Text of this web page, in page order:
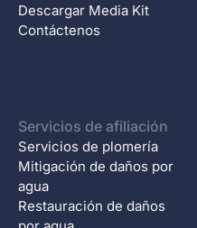
Descargar Media Kit
Contáctenos
Servicios de afiliación
Servicios de plomería
Mitigación de daños por
agua
Restauración de daños